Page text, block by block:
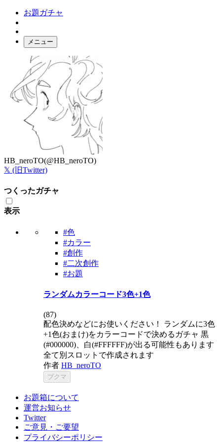
お題ガチャ
メニュー
お題箱
ガチャ検索
ログイン
HB_neroTO(@HB_neroTO)
𝕏 (旧Twitter)
つくったガチャ
表示
#色
#カラー
#創作
#二次創作
#お題
ランダムカラーコード3色+1色
(87)
配色決めなどにお使いください！ ランダムに3色
+1色(おまけ)をカラーコードで決めるガチャ 黒
(#000000)、白(#FFFFFF)が出る可能性もあります
全て別スロットで作成されます
作者 HB_neroTO
ブクマ
お題箱について
運営お知らせ
Twitter
ご意見・ご要望
プライバシーポリシー